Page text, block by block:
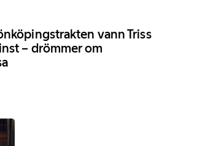
vann Triss
– drömmer om